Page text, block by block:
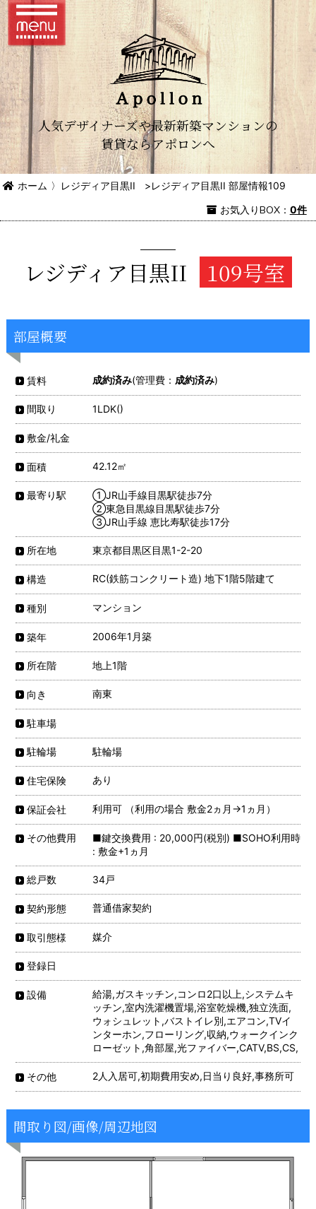
人気デザイナーズや最新新築マンションの
賃貸ならアポロンへ
ホーム 〉 レジディア目黒II >レジディア目黒II 部屋情報109
お気入りBOX： 0件
レジディア目黒II 109号室
部屋概要
賃料 成約済み(管理費： 成約済み)
間取り 1LDK()
敷金/礼金
面積 42.12㎡
最寄り駅
①JR山手線目黒駅徒歩7分
②東急目黒線目黒駅徒歩7分
③JR山手線 恵比寿駅徒歩17分
所在地 東京都目黒区目黒1-2-20
構造 RC(鉄筋コンクリート造) 地下1階5階建て
種別 マンション
築年 2006年1月築
所在階 地上1階
向き 南東
駐車場
駐輪場 駐輪場
住宅保険 あり
保証会社 利用可 （利用の場合 敷金2ヵ月→1ヵ月）
その他費用
■鍵交換費用 : 20,000円(税別) ■SOHO利用時
: 敷金+1ヵ月
総戸数 34戸
契約形態 普通借家契約
取引態様 媒介
登録日
設備
給湯,ガスキッチン,コンロ2口以上,システムキ
ッチン,室内洗濯機置場,浴室乾燥機,独立洗面,
ウォシュレット,バストイレ別,エアコン,TVイ
ンターホン,フローリング,収納,ウォークインク
ローゼット,角部屋,光ファイバー,CATV,BS,CS,
その他 2人入居可,初期費用安め,日当り良好,事務所可
間取り図/画像/周辺地図